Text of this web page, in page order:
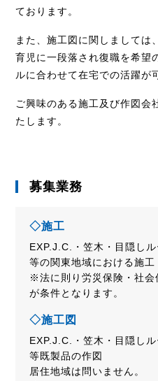
ております。
また、施工図に関しましては
育児に一段落され復職を希望
ルに合わせて在宅での活躍が
ご興味のある施工及び作図会
たします。
募集業務
◇施工
EXP.J.C.・笠木・目隠し
等の関東地域における施工
※法に則り労災保険・社会
が条件となります。
◇施工図
EXP.J.C.・笠木・目隠し
等既製品の作図
居住地域は問いません。